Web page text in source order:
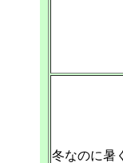
冬なのに暑